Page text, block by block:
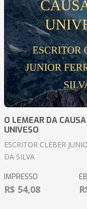
O LEMEAR DA
UNIVESO
ESCRITOR CLEBER
DA SILVA
IMPRESSO
R$ 54,08